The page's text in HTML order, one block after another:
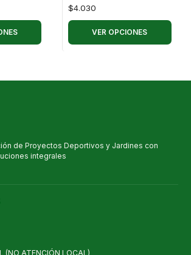
$4.030
VER OPCIONES
de Proyectos Deportivos y Jardines con
integrales
(NO ATENCIÓN LOCAL)